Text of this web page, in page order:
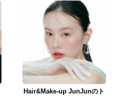
Hair&Make-up JunJunのト